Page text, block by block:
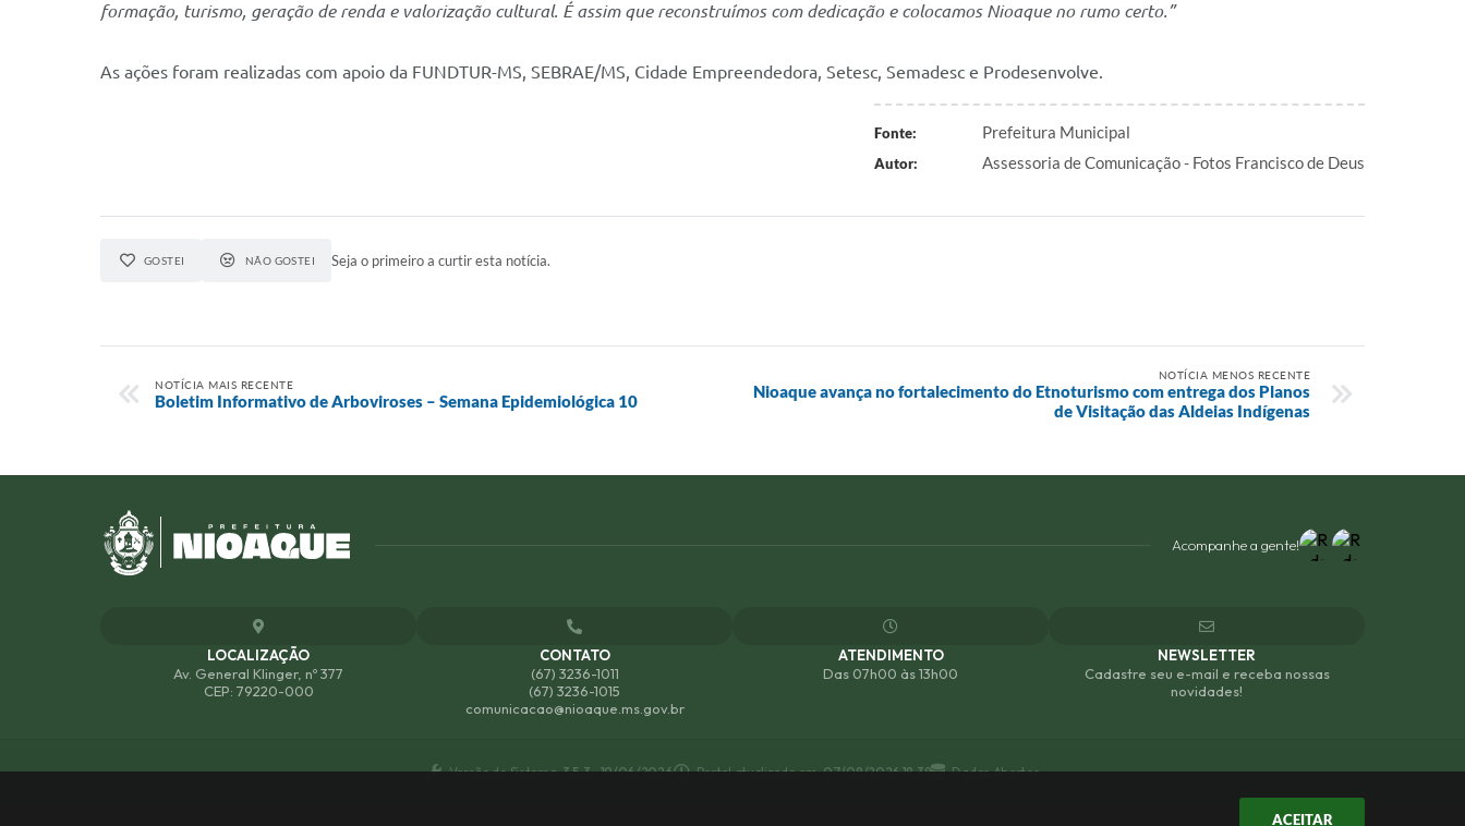
ACEITAR
formação, turismo, geração de renda e valorização cultural. É assim que reconstruímos com dedicação e colocamos Nioaque no rumo certo.”
As ações foram realizadas com apoio da FUNDTUR-MS, SEBRAE/MS, Cidade Empreendedora, Setesc, Semadesc e Prodesenvolve.
Fonte: Prefeitura Municipal
Autor: Assessoria de Comunicação - Fotos Francisco de Deus
GOSTEI NÃO GOSTEI Seja o primeiro a curtir esta notícia.
NOTÍCIA MAIS RECENTE
Boletim Informativo de Arboviroses – Semana Epidemiológica 10
NOTÍCIA MENOS RECENTE
Nioaque avança no fortalecimento do Etnoturismo com entrega dos Planos
de Visitação das Aldeias Indígenas
Acompanhe a gente!
LOCALIZAÇÃO
Av. General Klinger, nº 377
CEP: 79220-000
CONTATO
(67) 3236-1011
(67) 3236-1015
comunicacao@nioaque.ms.gov.br
ATENDIMENTO
Das 07h00 às 13h00
NEWSLETTER
Cadastre seu e-mail e receba nossas
novidades!
Versão do Sistema:3.5.3 - 19/06/2026 Portal atualizado em:07/08/2026 18:38 Dados Abertos